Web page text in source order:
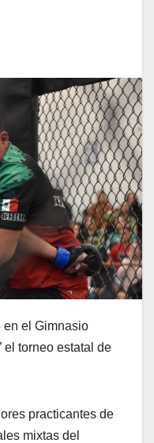
en el Gimnasio
el torneo estatal de
practicantes de
mixtas del